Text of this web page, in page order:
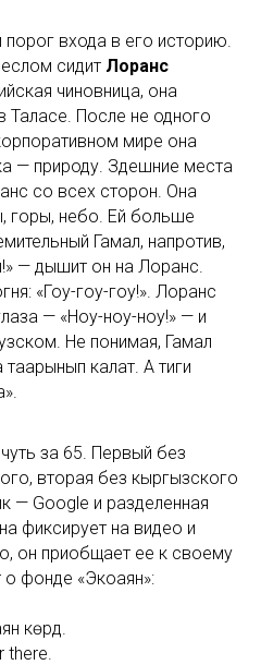
входа в его историю.
сидит Лоранс
чиновница, она
После не одного
мире она
— природу. Здешние места
со всех сторон. Она
горы, небо. Ей больше
Гамал, напротив,
— дышит он на Лоранс.
«Гоу-гоу-гоу!». Лоранс
— «Ноу-ноу-ноу!» — и
Не понимая, Гамал
калат. А тиги
».
за 65. Первый без
вторая без кыргызского
— Google и разделенная
фиксирует на видео и
он приобщает ее к своему
фонде «Экоаян»:
көрдү.
there.